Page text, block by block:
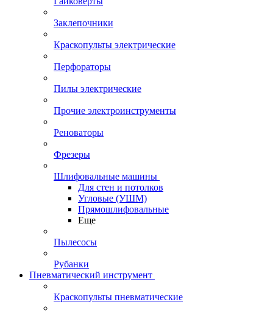
Заклепочники
Краскопульты электрические
Перфораторы
Пилы электрические
Прочие электроинструменты
Реноваторы
Фрезеры
Шлифовальные машины
Для стен и потолков
Угловые (УШМ)
Прямошлифовальные
Еще
Пылесосы
Рубанки
Пневматический инструмент
Краскопульты пневматические